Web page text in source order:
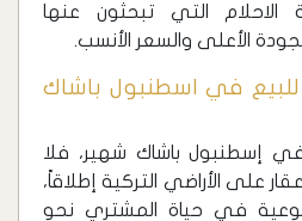
الاحلام التي تبحثون عنها
الأعلى والسعر الأنسب.
في اسطنبول باشاك
إسطنبول باشاك شهير، فلا
على الأراضي التركية إطلاقاً،
في حياة المشتري نحو